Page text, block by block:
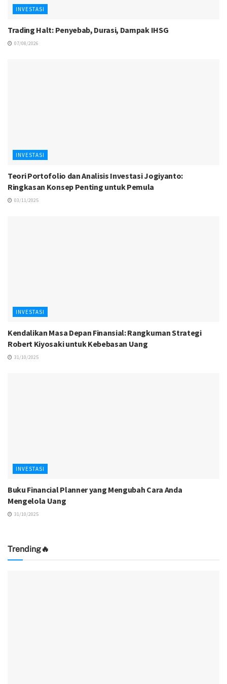
INVESTASI
Trading Halt: Penyebab, Durasi, Dampak IHSG
07/08/2026
INVESTASI
Teori Portofolio dan Analisis Investasi Jogiyanto:
Ringkasan Konsep Penting untuk Pemula
03/11/2025
INVESTASI
Kendalikan Masa Depan Finansial: Rangkuman Strategi
Robert Kiyosaki untuk Kebebasan Uang
31/10/2025
INVESTASI
Buku Financial Planner yang Mengubah Cara Anda
Mengelola Uang
31/10/2025
Trending🔥